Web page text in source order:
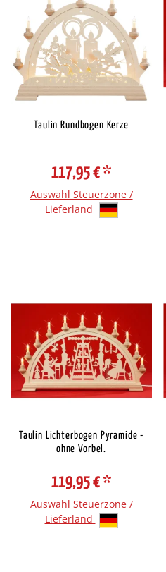
Taulin Rundbogen Kerze
117,95 €*
Auswahl Steuerzone /
Lieferland
Taulin Lichterbogen Pyramide -
ohne Vorbel.
119,95 €*
Auswahl Steuerzone /
Lieferland